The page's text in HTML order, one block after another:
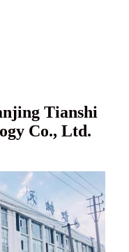
Tianshi
Co., Ltd.